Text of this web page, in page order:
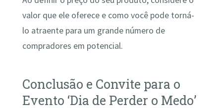
valor que ele oferece e como você pode torná-
lo atraente para um grande número de
compradores em potencial.
Conclusão e Convite para o
Evento ‘Dia de Perder o Medo’